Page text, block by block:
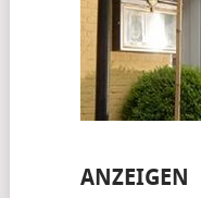
ANZEIGEN